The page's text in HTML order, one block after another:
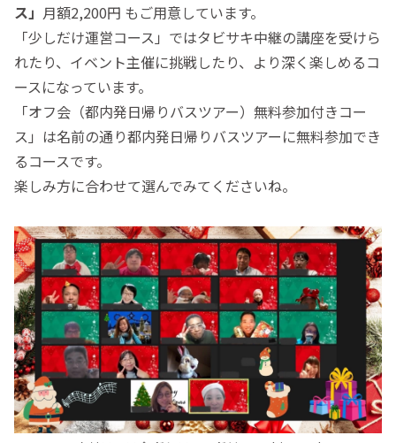
ス」 月額2,200円 もご用意しています。
「少しだけ運営コース」ではタビサキ中継の講座を受けら
れたり、イベント主催に挑戦したり、より深く楽しめるコ
ースになっています。
「オフ会（都内発日帰りバスツアー）無料参加付きコー
ス」は名前の通り都内発日帰りバスツアーに無料参加でき
るコースです。
楽しみ方に合わせて選んでみてくださいね。